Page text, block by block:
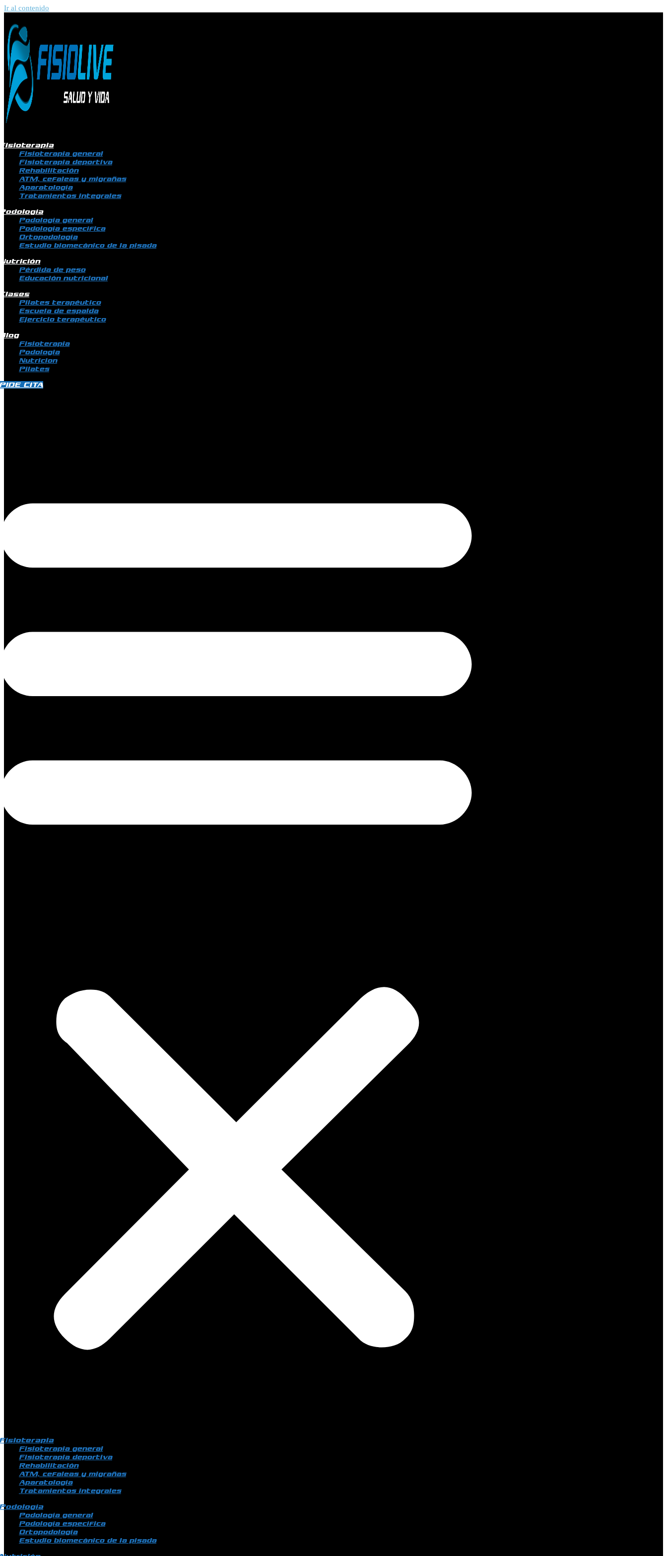
Ir al contenido
Fisioterapia general
Fisioterapia deportiva
Rehabilitación
ATM, cefaleas y migrañas
Aparatología
Tratamientos integrales
Podología general
Podología específica
Ortopodología
Estudio biomecánico de la pisada
Pérdida de peso
Educación nutricional
Pilates terapéutico
Escuela de espalda
Ejercicio terapéutico
Fisioterapia
Podologia
Nutricion
Pilates
CITA
Fisioterapia general
Fisioterapia deportiva
Rehabilitación
ATM, cefaleas y migrañas
Aparatología
Tratamientos integrales
Podología general
Podología específica
Ortopodología
Estudio biomecánico de la pisada